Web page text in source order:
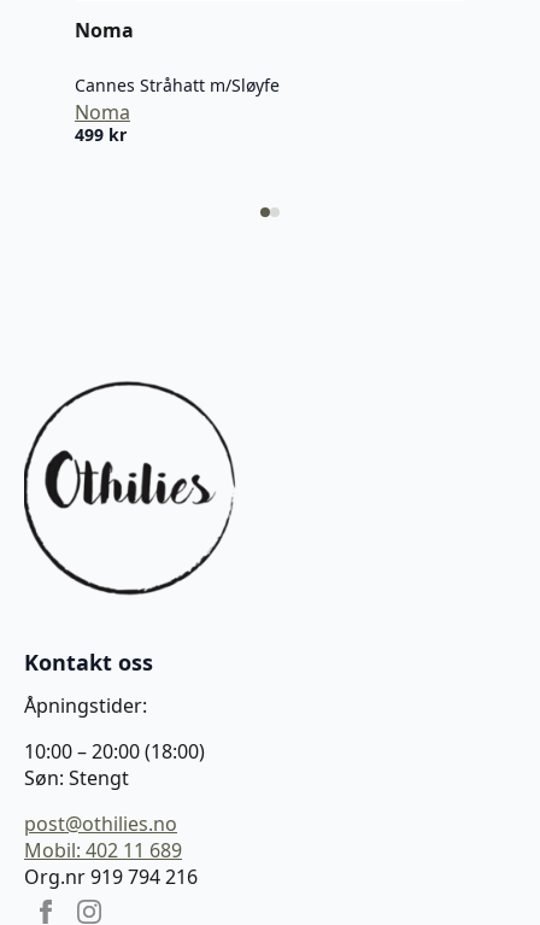
Noma
Cannes Stråhatt m/Sløyfe
Noma
499 kr
Kontakt oss
Åpningstider:
10:00 – 20:00 (18:00)
Søn: Stengt
post@othilies.no
Mobil: 402 11 689
Org.nr 919 794 216